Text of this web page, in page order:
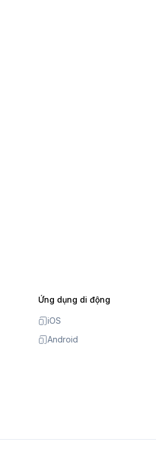
Ứng dụng di động
iOS
Android